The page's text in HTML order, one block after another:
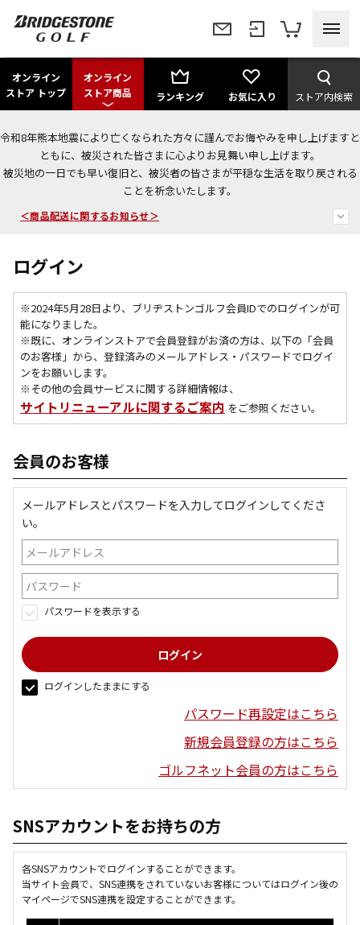
オンライン
ストア トップ
オンライン
ストア商品
ランキング お気に入り ストア内検索
令和8年熊本地震により亡くなられた方々に謹んでお悔やみを申し上げますと
ともに、被災された皆さまに心よりお見舞い申し上げます。
被災地の一日でも早い復旧と、被災者の皆さまが平穏な生活を取り戻される
ことを祈念いたします。
今なら新規会員登録で1,000円OFFクーポンプレゼント！
＜商品配送に関するお知らせ＞
＜夏季休暇中のご注文・発送・お問い合わせ＞
ログイン
※2024年5月28日より、ブリヂストンゴルフ会員IDでのログインが可
能になりました。
※既に、 オンラインストアで会員登録がお済の方は、以下の「会員
のお客様」から、登録済みのメールアドレス・パスワードでログイ
ンをお願いします。
※その他の会員サービスに関する詳細情報は、
サイトリニューアルに関するご案内 をご参照ください。
会員のお客様
メールアドレスとパスワードを入力してログインしてくださ
い。
パスワードを表示する
ログインしたままにする
パスワード再設定はこちら
新規会員登録の方はこちら
ゴルフネット会員の方はこちら
SNSアカウントをお持ちの方
各SNSアカウントでログインすることができます。
当サイト会員で、SNS連携をされていないお客様についてはログイン後の
マイページでSNS連携を設定することができます。